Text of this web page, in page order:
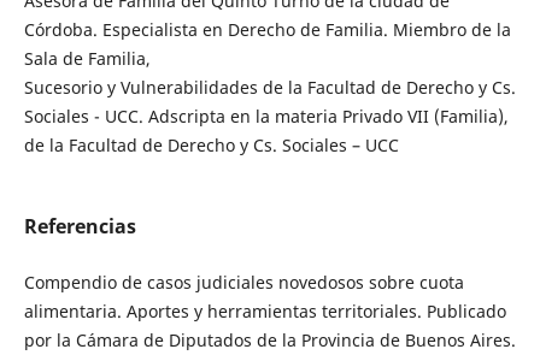
Córdoba. Especialista en Derecho de Familia. Miembro de la
Sala de Familia,
Sucesorio y Vulnerabilidades de la Facultad de Derecho y Cs.
Sociales - UCC. Adscripta en la materia Privado VII (Familia),
de la Facultad de Derecho y Cs. Sociales – UCC
Referencias
Compendio de casos judiciales novedosos sobre cuota
alimentaria. Aportes y herramientas territoriales. Publicado
por la Cámara de Diputados de la Provincia de Buenos Aires.